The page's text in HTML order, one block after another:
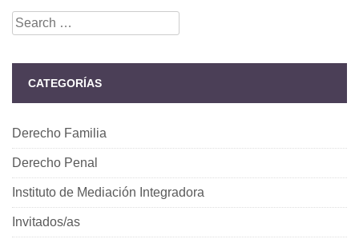
Search
for:
CATEGORÍAS
Derecho Familia
Derecho Penal
Instituto de Mediación Integradora
Invitados/as